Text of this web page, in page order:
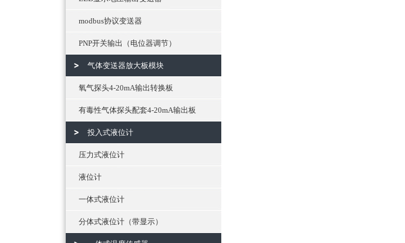
modbus协议变送器
PNP开关输出（电位器调节）
气体变送器放大板模块
氧气探头4-20mA输出转换板
有毒性气体探头配套4-20mA输出板
投入式液位计
压力式液位计
液位计
一体式液位计
分体式液位计（带显示）